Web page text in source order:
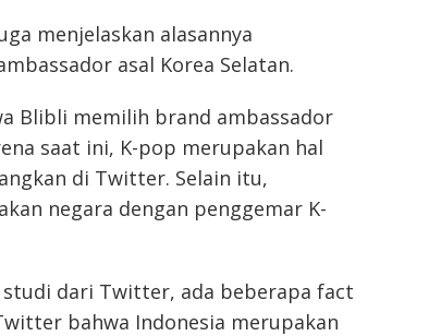
menjelaskan alasannya
asal Korea Selatan.
Blibli memilih brand ambassador
saat ini, K-pop merupakan hal
di Twitter. Selain itu,
negara dengan penggemar K-
studi dari Twitter, ada beberapa fact
bahwa Indonesia merupakan